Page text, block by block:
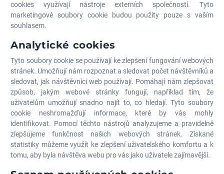
cookies využívají nástroje externích společností. Tyto
marketingové soubory cookie budou použity pouze s vaším
souhlasem.
Analytické cookies
Tyto soubory cookie se používají ke zlepšení fungování webových
stránek. Umožňují nám rozpoznat a sledovat počet návštěvníků a
sledovat, jak návštěvníci web používají. Pomáhají nám zlepšovat
způsob, jakým webové stránky fungují, například tím, že
uživatelům umožňují snadno najít to, co hledají. Tyto soubory
cookie neshromažďují informace, které by vás mohly
identifikovat. Pomocí těchto nástrojů analyzujeme a pravidelně
zlepšujeme funkčnost našich webových stránek. Získané
statistiky můžeme využít ke zlepšení uživatelského komfortu a k
tomu, aby byla návštěva webu pro vás jako uživatele zajímavější.